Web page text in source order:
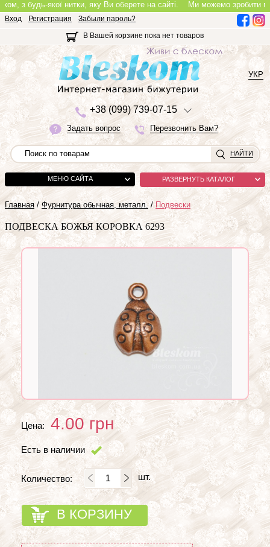
з будь-якої нитки, яку Ви оберете на сайті.Ми можемо зробити
Вход Регистрация
Забыли пароль?
В Вашей корзине пока нет товаров
+38 (099) 739-07-15
Задать вопрос Перезвонить Вам?
УКР
НАЙТИ
МЕНЮ САЙТА РАЗВЕРНУТЬ КАТАЛОГ
Главная / Фурнитура обычная, металл. / Подвески
ПОДВЕСКА БОЖЬЯ КОРОВКА 6293
Цена: 4.00 грн
Есть в наличии
Количество: шт.
В КОРЗИНУ